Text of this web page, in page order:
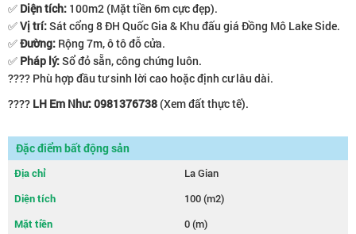
✅ Diện tích: 100m2 (Mặt tiền 6m cực đẹp).
✅Vị trí:Sát cổng 8 ĐH Quốc Gia & Khu đấu giá Đồng Mô Lake Side.
✅Đường: Rộng 7m, ô tô đỗ cửa.
✅ Pháp lý:Sổ đỏ sẵn, công chứng luôn.
???? Phù hợp đầu tư sinh lời cao hoặc định cư lâu dài.
???? LH Em Như: 0981376738 (Xem đất thực tế).
Đặc điểm bất động sản
Địa chỉ
La Gian
Diện tích
100 (m2)
Mặt tiền
0 (m)